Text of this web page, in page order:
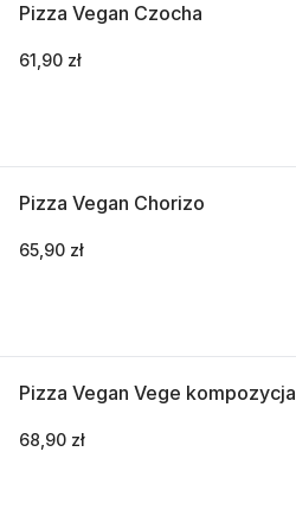
Pizza Vegan Czocha
61,90 zł
Pizza Vegan Chorizo
65,90 zł
Pizza Vegan Vege kompozycja
68,90 zł